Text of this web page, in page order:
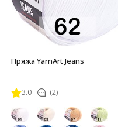
Пряжа YarnArt Jeans
3.0 (2)